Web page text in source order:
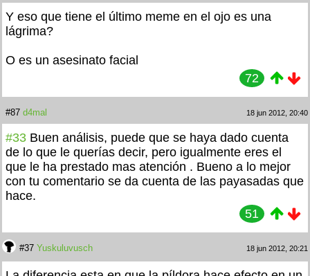
Y eso que tiene el último meme en el ojo es una
lágrima?
O es un asesinato facial
72
#87 d4mal 18 jun 2012, 20:40
#33 Buen análisis, puede que se haya dado cuenta
de lo que le querías decir, pero igualmente eres el
que le ha prestado mas atención . Bueno a lo mejor
con tu comentario se da cuenta de las payasadas que
hace.
51
#37 Yuskuluvusch 18 jun 2012, 20:21